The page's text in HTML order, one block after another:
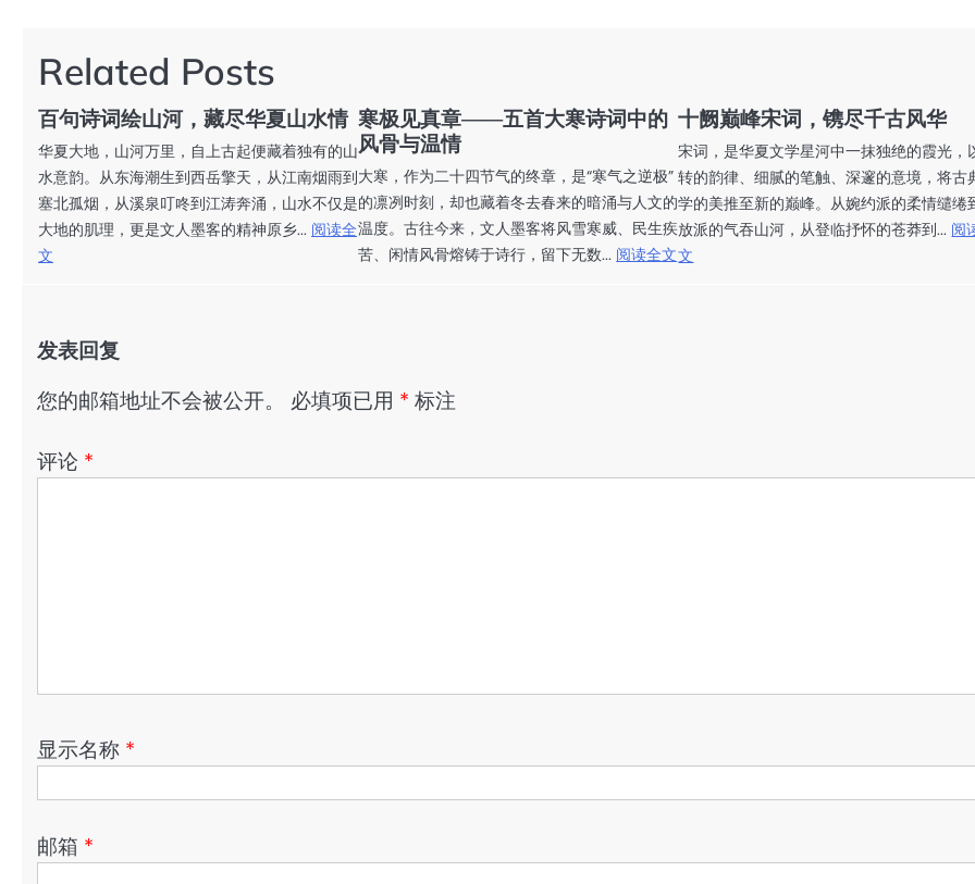
导
航
Related Posts
百句诗词绘山河，藏尽华夏山水情
华夏大地，山河万里，自上古起便藏着独有的山
水意韵。从东海潮生到西岳擎天，从江南烟雨到
塞北孤烟，从溪泉叮咚到江涛奔涌，山水不仅是
大地的肌理，更是文人墨客的精神原乡... 阅读全
文
寒极见真章——五首大寒诗词中的
风骨与温情
大寒，作为二十四节气的终章，是“寒气之逆极”
的凛冽时刻，却也藏着冬去春来的暗涌与人文的
温度。古往今来，文人墨客将风雪寒威、民生疾
苦、闲情风骨熔铸于诗行，留下无数... 阅读全文
十阙巅峰宋词，镌尽千古风华
宋词，是华夏文学星河中一抹独绝的霞光，
转的韵律、细腻的笔触、深邃的意境，将古
学的美推至新的巅峰。从婉约派的柔情缱绻
放派的气吞山河，从登临抒怀的苍莽到... 阅
文
发表回复
您的邮箱地址不会被公开。 必填项已用 * 标注
评论 *
显示名称 *
邮箱 *